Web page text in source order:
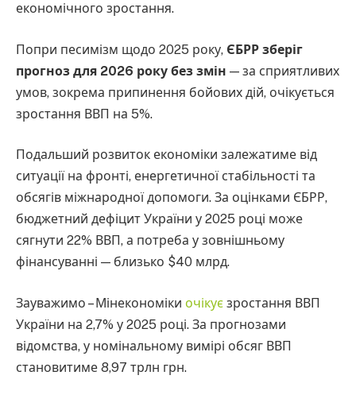
економічного зростання.
Попри песимізм щодо 2025 року, ЄБРР зберіг
прогноз для 2026 року без змін — за сприятливих
умов, зокрема припинення бойових дій, очікується
зростання ВВП на 5%.
Подальший розвиток економіки залежатиме від
ситуації на фронті, енергетичної стабільності та
обсягів міжнародної допомоги. За оцінками ЄБРР,
бюджетний дефіцит України у 2025 році може
сягнути 22% ВВП, а потреба у зовнішньому
фінансуванні — близько $40 млрд.
Зауважимо – Мінекономіки очікує зростання ВВП
України на 2,7% у 2025 році. За прогнозами
відомства, у номінальному вимірі обсяг ВВП
становитиме 8,97 трлн грн.